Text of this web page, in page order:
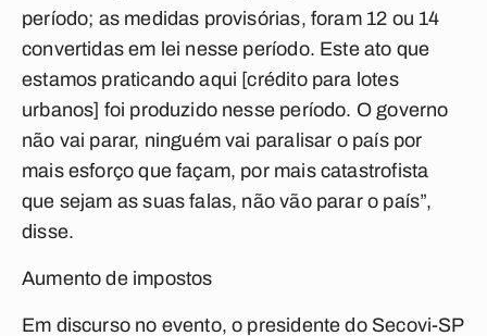
período; as medidas provisórias, foram 12 ou 14
convertidas em lei nesse período. Este ato que
estamos praticando aqui [crédito para lotes
urbanos] foi produzido nesse período. O governo
não vai parar, ninguém vai paralisar o país por
mais esforço que façam, por mais catastrofista
que sejam as suas falas, não vão parar o país”,
disse.
Aumento de impostos
Em discurso no evento, o presidente do Secovi-SP